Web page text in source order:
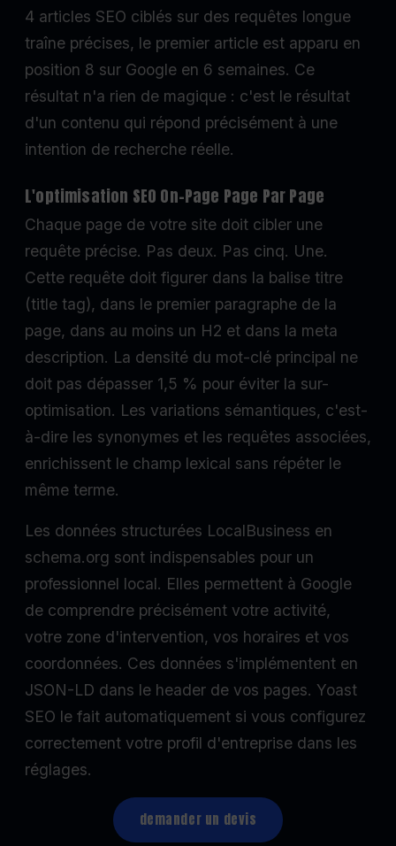
4 articles SEO ciblés sur des requêtes longue
traîne précises, le premier article est apparu en
position 8 sur Google en 6 semaines. Ce
résultat n'a rien de magique : c'est le résultat
d'un contenu qui répond précisément à une
intention de recherche réelle.
L'optimisation SEO On-Page Page Par Page
Chaque page de votre site doit cibler une
requête précise. Pas deux. Pas cinq. Une.
Cette requête doit figurer dans la balise titre
(title tag), dans le premier paragraphe de la
page, dans au moins un H2 et dans la meta
description. La densité du mot-clé principal ne
doit pas dépasser 1,5 % pour éviter la sur-
optimisation. Les variations sémantiques, c'est-
à-dire les synonymes et les requêtes associées,
enrichissent le champ lexical sans répéter le
même terme.
Les données structurées LocalBusiness en
schema.org sont indispensables pour un
professionnel local. Elles permettent à Google
de comprendre précisément votre activité,
votre zone d'intervention, vos horaires et vos
coordonnées. Ces données s'implémentent en
JSON-LD dans le header de vos pages. Yoast
SEO le fait automatiquement si vous configurez
correctement votre profil d'entreprise dans les
réglages.
demander un devis